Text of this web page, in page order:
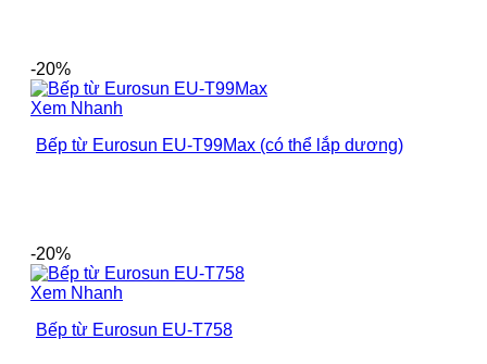
-20%
Xem Nhanh
Bếp từ Eurosun EU-T99Max (có thể lắp dương)
-20%
Xem Nhanh
Bếp từ Eurosun EU-T758